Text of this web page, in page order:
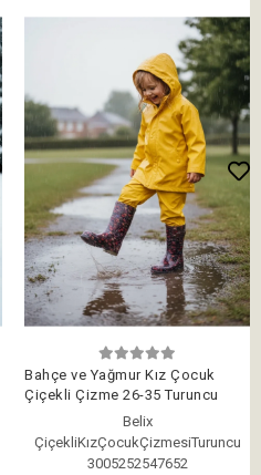
Bahçe ve Yağmur Kız Çocuk
Çiçekli Çizme 26-35 Turuncu
Belix
ÇiçekliKızÇocukÇizmesiTuruncu
3005252547652